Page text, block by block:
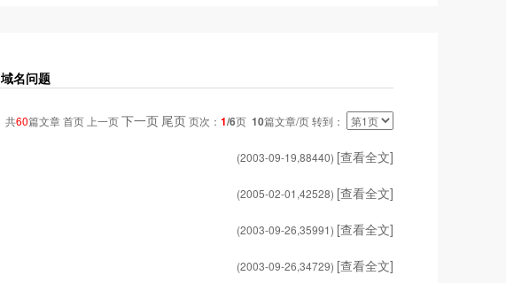
域名问题
共60篇文章 首页 上一页下一页 尾页页次： 1/6页 10篇文章/页 转到：
(2003-09-19,88440) [查看全文]
(2005-02-01,42528) [查看全文]
(2003-09-26,35991) [查看全文]
(2003-09-26,34729) [查看全文]